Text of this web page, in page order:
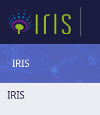
IRIS
IRIS